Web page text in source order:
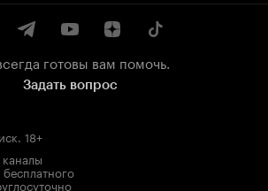
готовы вам помочь.
Задать вопрос
. 18+